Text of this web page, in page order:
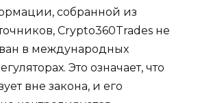
собранной из
Crypto360Trades не
в международных
Это означает, что
вне закона, и его